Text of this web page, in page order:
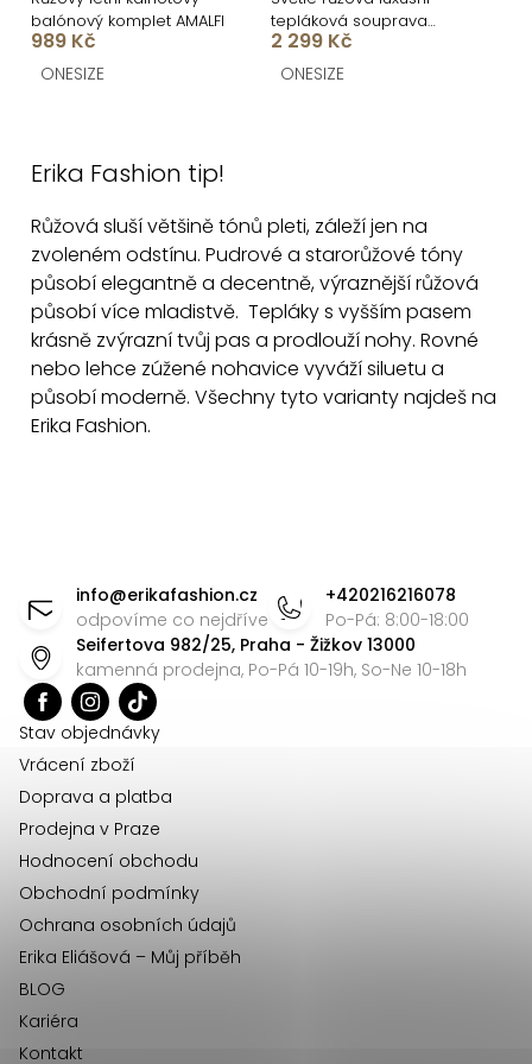
k
balónový komplet AMALFI
989 Kč
ONESIZE
tepláková souprava
MATHUA
2 299 Kč
ONESIZE
á
d
a
c
í
p
r
p
i
s
u
Erika Fashion tip!
Růžová sluší většině tónů pleti, záleží jen na
zvoleném odstínu. Pudrové a starorůžové tóny
působí elegantně a decentně, výraznější růžová
působí více mladistvě. Tepláky s vyšším pasem
krásně zvýrazní tvůj pas a prodlouží nohy. Rovné
nebo lehce zúžené nohavice vyváží siluetu a
působí moderně. Všechny tyto varianty najdeš na
Erika Fashion.
info@erikafashion.cz
odpovíme co nejdříve
+420216216078
Po-Pá: 8:00-18:00
Seifertova 982/25, Praha - Žižkov 13000
kamenná prodejna, Po-Pá 10-19h, So-Ne 10-18h
Stav objednávky
Vrácení zboží
Doprava a platba
Prodejna v Praze
Hodnocení obchodu
Obchodní podmínky
Ochrana osobních údajů
Erika Eliášová – Můj příběh
BLOG
Kariéra
Kontakt